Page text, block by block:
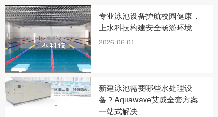
专业泳池设备护航校园健康，
上水科技构建安全畅游环境
2026-06-01
新建泳池需要哪些水处理设
备？Aquawave艾威全套方案
一站式解决